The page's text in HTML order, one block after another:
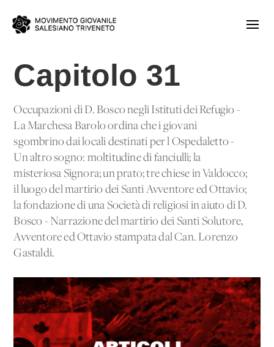
Capitolo 31
Occupazioni di D. Bosco negli Istituti dei Refugio -
La Marchesa Barolo ordina che i giovani
sgombrino dai locali destinati per l'Ospedaletto -
Un altro sogno: moltitudine di fanciulli; la
misteriosa Signora; un prato; tre chiese in Valdocco;
il luogo del martirio dei Santi Avventore ed Ottavio;
la fondazione di una Società di religiosi in aiuto di D.
Bosco - Narrazione del martirio dei Santi Solutore,
Avventore ed Ottavio stampata dal Can. Lorenzo
Gastaldi.